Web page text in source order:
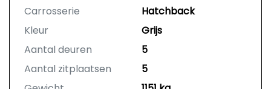
Carrosserie
Hatchback
Kleur
Grijs
Aantal deuren
5
Aantal zitplaatsen
5